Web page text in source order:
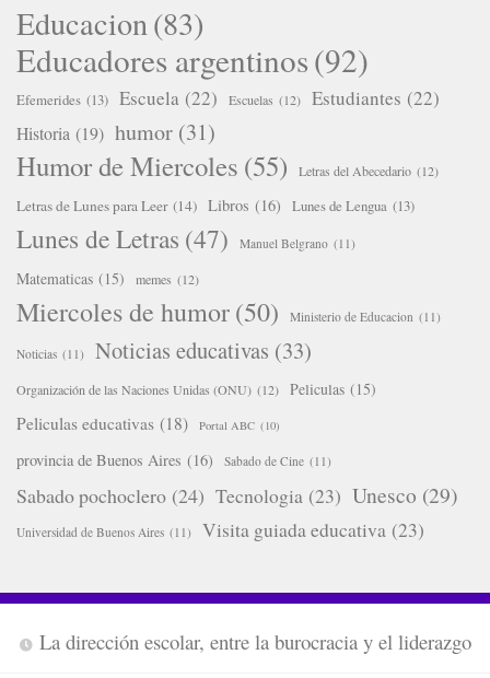
Educacion (83)
Educadores argentinos(92)
Efemerides (13) Escuela (22) Escuelas (12) Estudiantes (22)
Historia (19) humor (31)
Humor de Miercoles (55) Letras del Abecedario (12)
Letras de Lunes para Leer (14) Libros (16) Lunes de Lengua (13)
Lunes de Letras (47) Manuel Belgrano (11)
Matematicas (15) memes (12)
Miercoles de humor(50) Ministerio de Educacion (11)
Noticias (11) Noticias educativas (33)
Organización de las Naciones Unidas (ONU) (12) Peliculas (15)
Peliculas educativas (18) Portal ABC (10)
provincia de Buenos Aires (16) Sabado de Cine (11)
Sabado pochoclero (24) Tecnologia (23) Unesco (29)
Universidad de Buenos Aires (11) Visita guiada educativa (23)
La dirección escolar, entre la burocracia y el liderazgo